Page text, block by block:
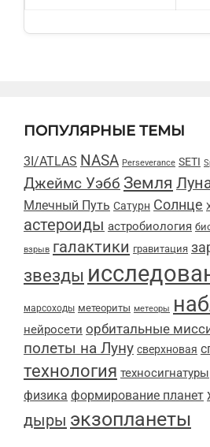
ПОПУЛЯРНЫЕ ТЕМЫ
3I/ATLAS NASA Perseverance SETI
Джеймс Уэбб Земля
Млечный Путь Сатурн Солнце
астероиды астробиология
взрыв галактики гравитация
звезды
марсоходы метеориты метеоры
нейросети орбитальные
полеты на Луну сверхновая
технология техносигнатуры
физика формирование планет
дыры экзопланеты